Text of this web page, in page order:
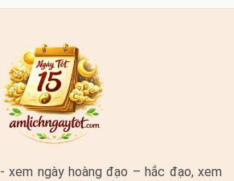
- xem ngày hoàng đạo – hắc đạo, xem